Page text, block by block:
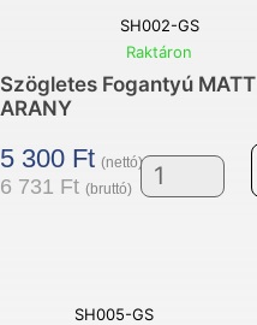
SH002-GS
Raktáron
Szögletes Fogantyú MATT
ARANY
5 300 Ft (nettó)
6 731 Ft (bruttó)
Szögletes
ARANY
SH005-GS